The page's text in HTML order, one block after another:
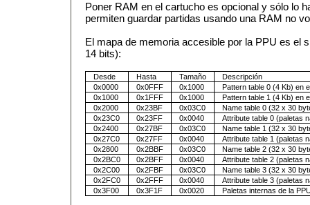
Poner RAM en el cartucho es opcional y sólo lo
permiten guardar partidas usando una RAM no
El mapa de memoria accesible por la PPU es el
14 bits):
Desde Hasta Tamaño
Descripción
0x0000
0x0FFF 0x1000
Pattern table 0 (4 Kb) en
0x1000
0x1FFF 0x1000
Pattern table 1 (4 Kb) en
0x2000
0x23BF 0x03C0
Name table 0 (32 x 30
0x23C0
0x23FF 0x0040
Attribute table 0 (paletas
0x2400
0x27BF 0x03C0
Name table 1 (32 x 30
0x27C0
0x27FF 0x0040
Attribute table 1 (paletas
0x2800
0x2BBF 0x03C0
Name table 2 (32 x 30
0x2BC0
0x2BFF 0x0040
Attribute table 2 (paletas
0x2C00
0x2FBF 0x03C0
Name table 3 (32 x 30
0x2FC0
0x2FFF 0x0040
Attribute table 3 (paletas
0x3F00
0x3F1F 0x0020 Paletas internas de la